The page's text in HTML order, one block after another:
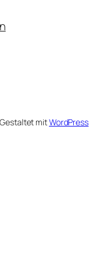
Gestaltet mitWordPress